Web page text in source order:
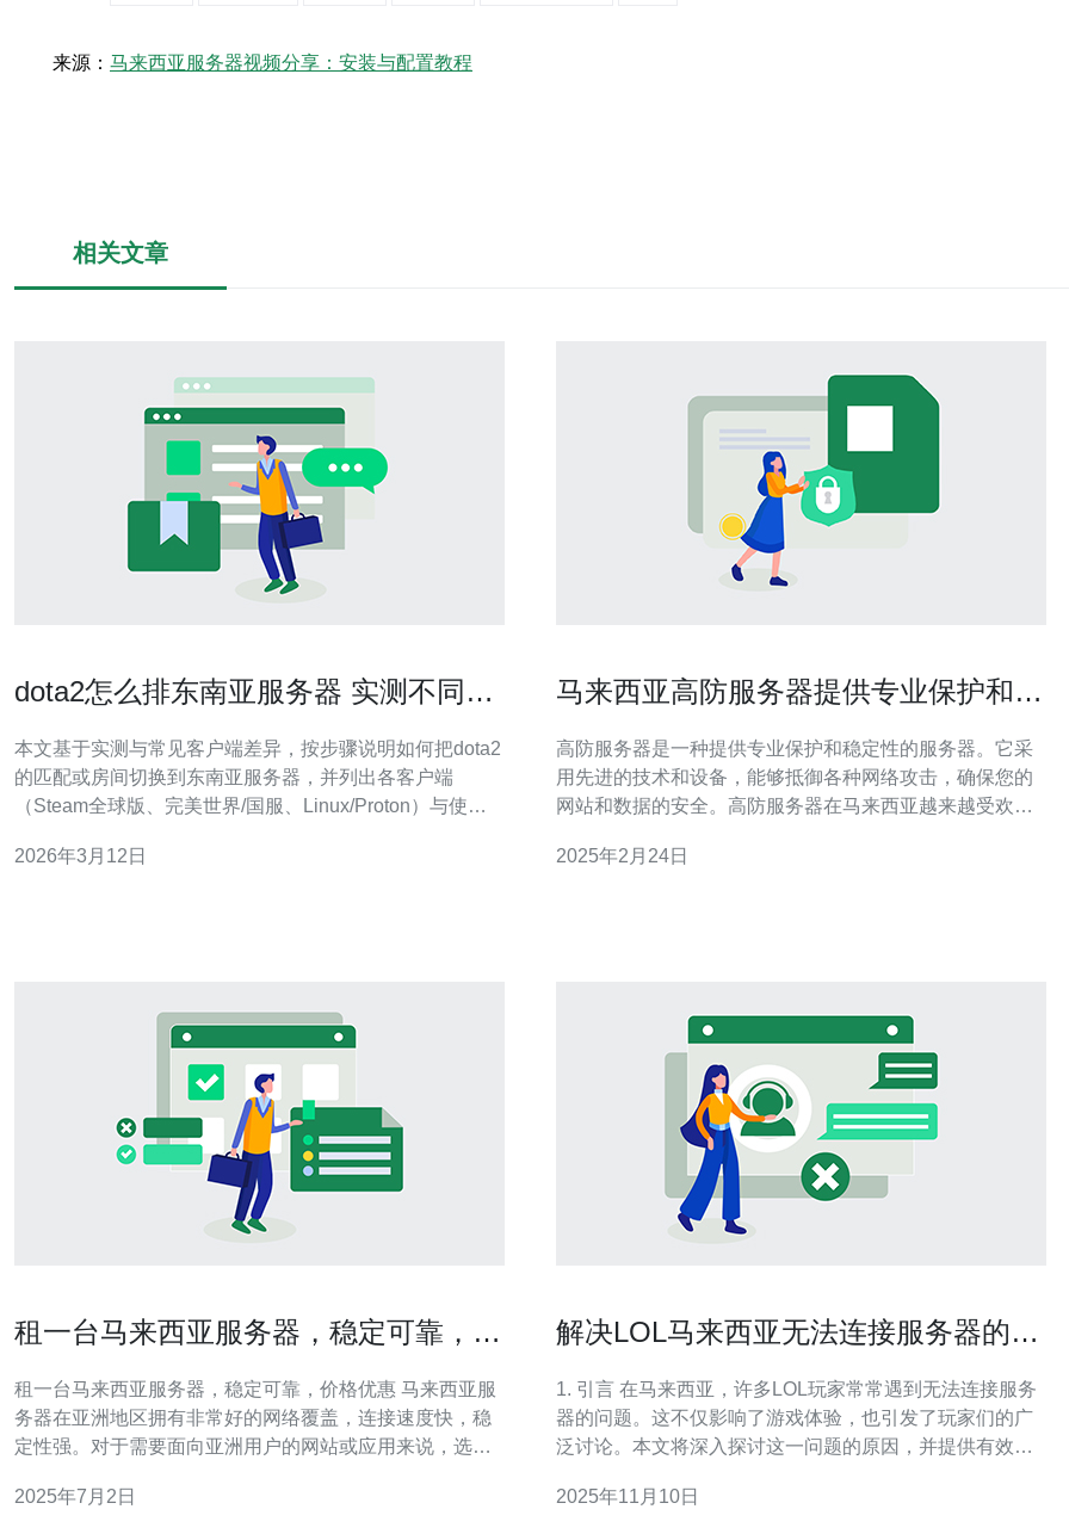
来源： 马来西亚服务器视频分享：安装与配置教程
相关文章
dota2怎么排东南亚服务器 实测不同客
本文基于实测与常见客户端差异，按步骤说明如何把dota2
的匹配或房间切换到东南亚服务器，并列出各客户端
（Steam全球版、完美世界/国服、Linux/Proton）与使用
目标区服。 在哪里可以在游戏内直接选择东南亚服务器？
2026年3月12日
马来西亚高防服务器提供专业保护和稳
高防服务器是一种提供专业保护和稳定性的服务器。它采
用先进的技术和设备，能够抵御各种网络攻击，确保您的
网站和数据的安全。高防服务器在马来西亚越来越受欢
DDoS攻击和恶意软件的侵害。 马来西亚是一个在亚洲地
2025年2月24日
租一台马来西亚服务器，稳定可靠，价
租一台马来西亚服务器，稳定可靠，价格优惠 马来西亚服
务器在亚洲地区拥有非常好的网络覆盖，连接速度快，稳
定性强。对于需要面向亚洲用户的网站或应用来说，选择
商通常会采用最先进的硬件设备和网络设施，保证服务器
2025年7月2日
解决LOL马来西亚无法连接服务器的问
1. 引言 在马来西亚，许多LOL玩家常常遇到无法连接服务
器的问题。这不仅影响了游戏体验，也引发了玩家们的广
泛讨论。本文将深入探讨这一问题的原因，并提供有效的
问题分析 LOL的服务器问题往往与网络延迟、服务器负
2025年11月10日